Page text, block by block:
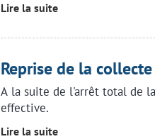
Lire la suite
Reprise de la
A la suite de l'arrêt total de
effective.
Lire la suite